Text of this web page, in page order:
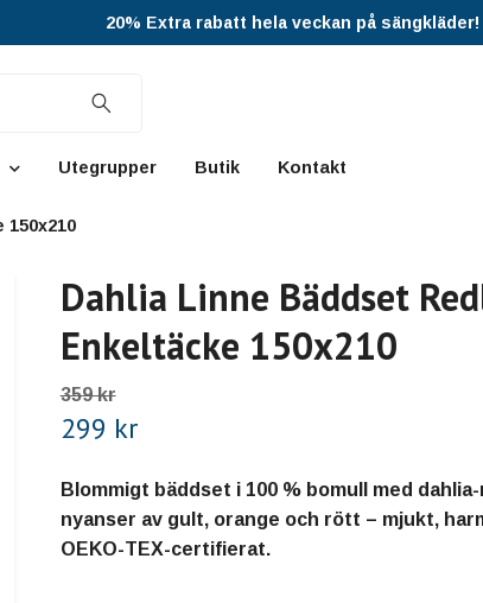
20% Extra rabatt hela veckan på
Utegrupper Butik Kontakt
Dahlia Linne Bäddset
Enkeltäcke 150x210
359 kr
299 kr
Blommigt bäddset i 100 % bomull med
nyanser av gult, orange och rött – mjukt,
OEKO-TEX-certifierat.